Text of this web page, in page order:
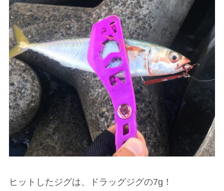
ヒットしたジグは、ドラッグジグの7g！